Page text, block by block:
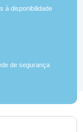
à disponibilidade
de segurança